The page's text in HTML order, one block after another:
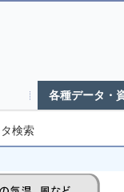
各種データ・
検索